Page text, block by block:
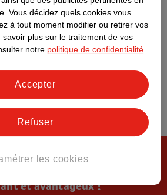
et avantageux !
Vous décidez quels cookies vous
à tout moment modifier ou retirer vos
savoir plus sur le traitement de vos
notre politique de confidentialité
les cookies
Refuser
Accepter